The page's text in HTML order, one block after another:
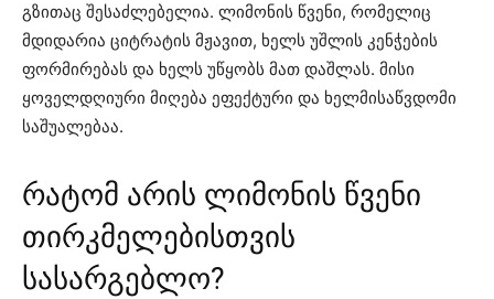
გზითაც შესაძლებელია. ლიმონის წვენი, რომელიც
მდიდარია ციტრატის მჟავით, ხელს უშლის კენჭების
ფორმირებას და ხელს უწყობს მათ დაშლას. მისი
ყოველდღიური მიღება ეფექტური და ხელმისაწვდომი
საშუალებაა.
რატომ არის ლიმონის წვენი
თირკმელებისთვის
სასარგებლო?